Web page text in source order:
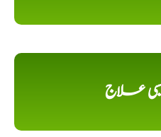
علاج